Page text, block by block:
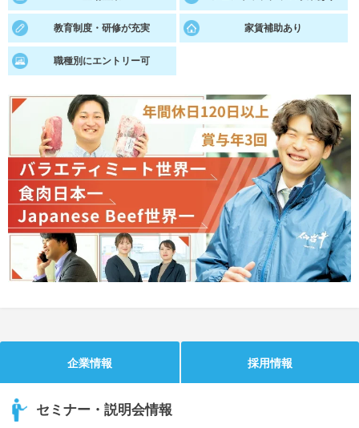
就活支援
就活ノウハウが満載！
就活コラム
お役立ち記事・相談室など
適職診断
就活ニュースペーパー
就活時事ニュースを更新
よくある質問
不明点があればこちら
教育制度・研修が充実 家賃補助あり
職種別にエントリー可
企業情報 採用情報
セミナー・説明会情報